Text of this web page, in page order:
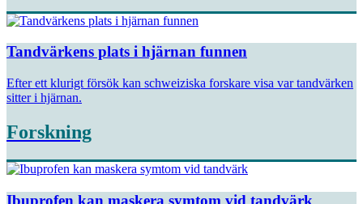
Tandvärkens plats i hjärnan funnen
Efter ett klurigt försök kan schweiziska forskare visa var tandvärken
sitter i hjärnan.
Forskning
Ibuprofen kan maskera symtom vid tandvärk